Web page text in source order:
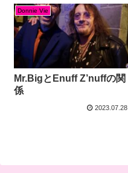
Donnie Vie
Mr.BigとEnuff Z’nuffの関
係
2023.07.28